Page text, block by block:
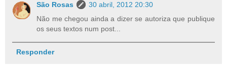
São Rosas
30 abril, 2012 20:30
Não me chegou ainda a dizer se autoriza que publique
os seus textos num post...
Responder